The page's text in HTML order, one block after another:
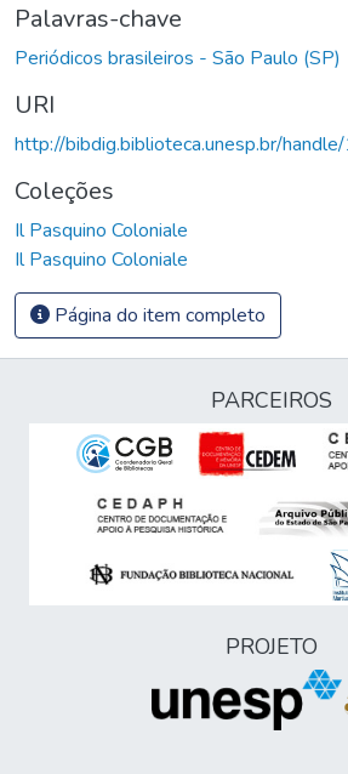
Palavras-chave
Periódicos brasileiros - São Paulo (SP)
URI
http://bibdig.biblioteca.unesp.br/
Coleções
Il Pasquino Coloniale
Il Pasquino Coloniale
Página do item completo
PARCEIROS
PROJETO